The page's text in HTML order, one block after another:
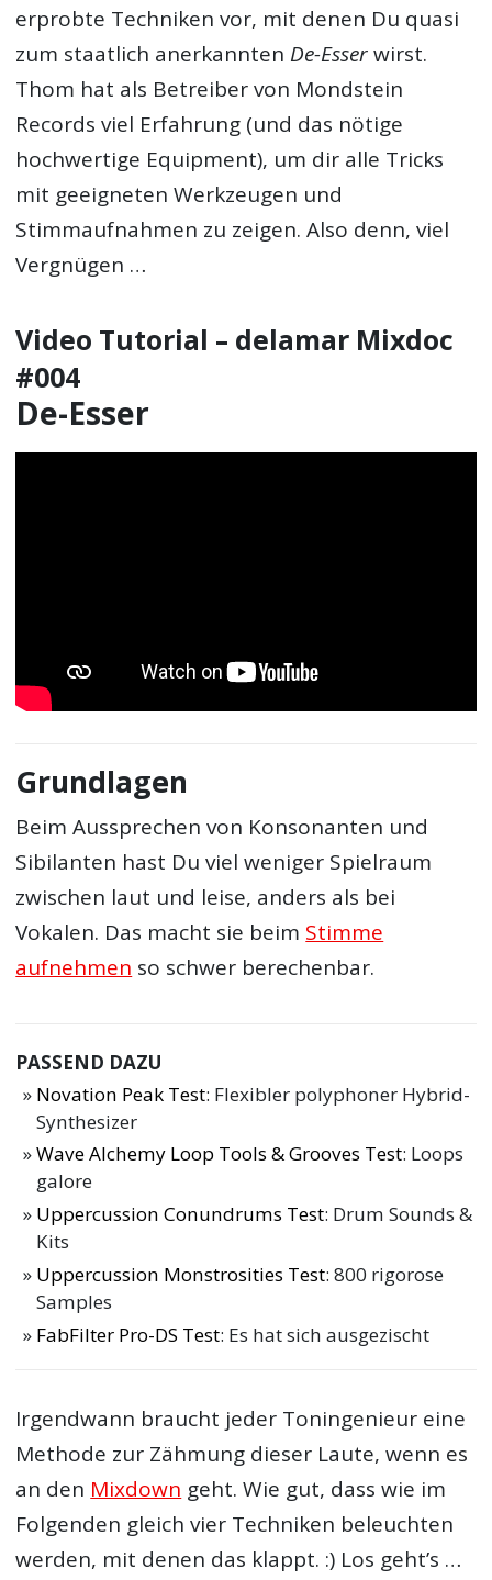
erprobte Techniken vor, mit denen Du quasi
zum staatlich anerkannten De-Esserwirst.
Thom hat als Betreiber von Mondstein
Records viel Erfahrung (und das nötige
hochwertige Equipment), um dir alle Tricks
mit geeigneten Werkzeugen und
Stimmaufnahmen zu zeigen. Also denn, viel
Vergnügen …
Video Tutorial – delamar Mixdoc
#004
De-Esser
Grundlagen
Beim Aussprechen von Konsonanten und
Sibilanten hast Du viel weniger Spielraum
zwischen laut und leise, anders als bei
Vokalen. Das macht sie beim Stimme
aufnehmen so schwer berechenbar.
PASSEND DAZU
Novation Peak Test: Flexibler polyphoner Hybrid-
Synthesizer
Wave Alchemy Loop Tools & Grooves Test: Loops
galore
Uppercussion Conundrums Test: Drum Sounds &
Kits
Uppercussion Monstrosities Test: 800 rigorose
Samples
FabFilter Pro-DS Test: Es hat sich ausgezischt
Irgendwann braucht jeder Toningenieur eine
Methode zur Zähmung dieser Laute, wenn es
an den Mixdown geht. Wie gut, dass wie im
Folgenden gleich vier Techniken beleuchten
werden, mit denen das klappt. :) Los geht’s …